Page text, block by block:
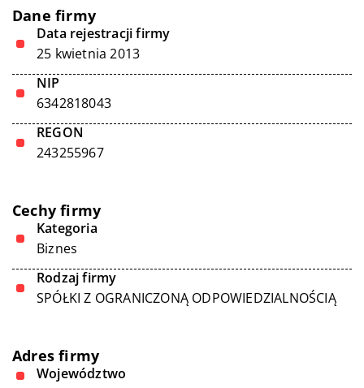
Dane firmy
Data rejestracji firmy
25 kwietnia 2013
NIP
6342818043
REGON
243255967
Cechy firmy
Kategoria
Biznes
Rodzaj firmy
SPÓŁKI Z OGRANICZONĄ ODPOWIEDZIALNOŚCIĄ
Adres firmy
Województwo